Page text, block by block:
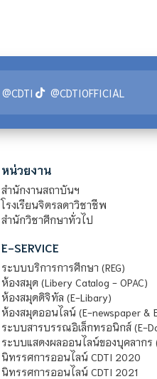
@CDTI @CDTIOFFICIAL
หน่วยงาน
สำนักงานสถาบันฯ
โรงเรียนจิตรลดาวิชาชีพ
สำนักวิชาศึกษาทั่วไป
E-SERVICE
ระบบบริการการศึกษา (REG)
ห้องสมุด (Libery Catalog - OPAC)
ห้องสมุดดิจิทัล (E-Libary)
ห้องสมุดออนไลน์ (E-newspaper &
ระบบสารบรรณอิเล็กทรอนิกส์ (E-
ระบบแสดงผลออนไลน์ของบุคลากร
นิทรรศการออนไลน์ CDTI 2020
นิทรรศการออนไลน์ CDTI 2021